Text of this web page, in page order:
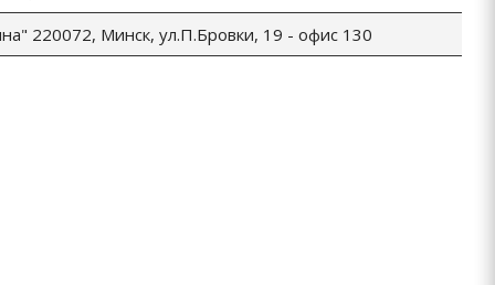
220072, Минск, ул.П.Бровки, 19 - офис 130